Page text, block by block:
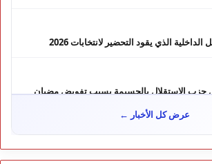
لفتيت.. رجل الداخلية الذي يقود التحضير لانتخابات 2026
الاستقلال بالحسيمة بسبب تفويض مضيان
حالة سراح
عرض كل الأخبار ←